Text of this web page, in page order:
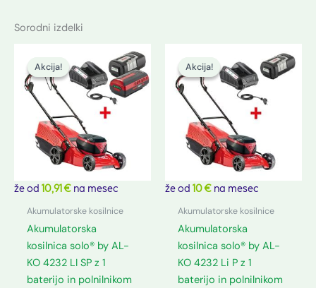
Sorodni izdelki
Akcija!
že od 10,91 € na mesec
Akcija!
Akumulatorske kosilnice
Akumulatorska
kosilnica solo® by AL-
KO 4232 LI SP z 1
baterijo in polnilnikom
cena
je
bila:
629,90 €.
Trenutna
cena
je:
599,90 €.
Akcija!
že od 10 € na mesec
Akcija!
Akumulatorske kosilnice
Akumulatorska
kosilnica solo® by AL-
KO 4232 Li P z 1
baterijo in polnilnikom
cena
je
bila:
579,90 €.
cena
je:
549,90 €.